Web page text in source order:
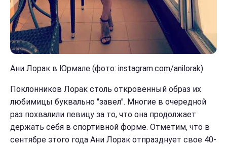
Ани Лорак в Юрмале (фото: instagram.com/anilorak)
Поклонников Лорак столь откровенный образ их
любимицы буквально "завел". Многие в очередной
раз похвалили певицу за то, что она продолжает
держать себя в спортивной форме. Отметим, что в
сентябре этого года Ани Лорак отпразднует свое 40-